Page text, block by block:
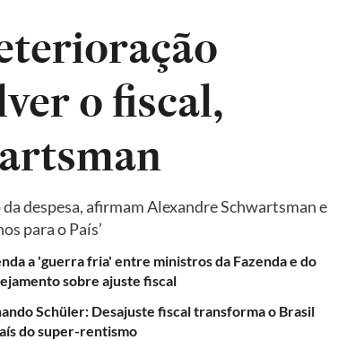
o fiscal,
despesa, afirmam Alexandre Schwartsman e
para o País’
a 'guerra fria' entre ministros da Fazenda e do
sobre ajuste fiscal
Schüler: Desajuste fiscal transforma o Brasil
do super-rentismo